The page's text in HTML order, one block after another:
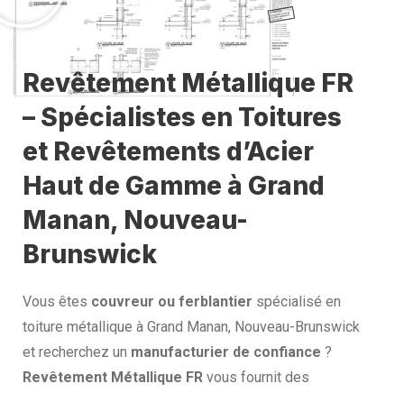
Revêtement Métallique FR
– Spécialistes en Toitures
et Revêtements d’Acier
Haut de Gamme à Grand
Manan, Nouveau-
Brunswick
Vous êtes couvreur ou ferblantier spécialisé en
toiture métallique à Grand Manan, Nouveau-Brunswick
et recherchez un manufacturier de confiance ?
Revêtement Métallique FR vous fournit des